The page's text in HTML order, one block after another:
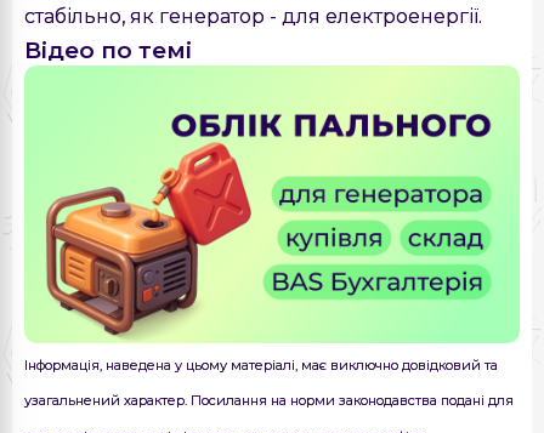
стабільно, як генератор - для електроенергії.
Відео по темі
Інформація, наведена у цьому матеріалі, має виключно довідковий та
узагальнений характер. Посилання на норми законодавства подані для